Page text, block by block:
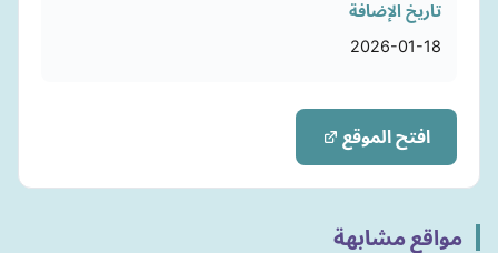
تاريخ الإضافة
2026-01-18
افتح الموقع
مواقع مشابهة